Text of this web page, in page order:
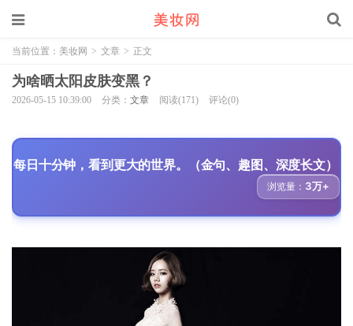
当前位置： 美妆网 > 文章 > 正文
为啥晒太阳皮肤变黑？
2026-05-15 10:39:00 分类： 文章 阅读(171) 评论(0)
每日十分钟，看到更大的世界。（金句、趣图、深度长文）
浏览量： 3万+